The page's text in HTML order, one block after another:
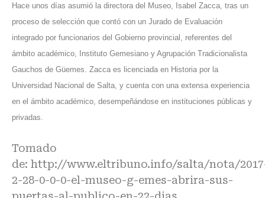
Hace unos días asumió la directora del Museo, Isabel Zacca, tras un
proceso de selección que contó con un Jurado de Evaluación
integrado por funcionarios del Gobierno provincial, referentes del
ámbito académico, Instituto Gemesiano y Agrupación Tradicionalista
Gauchos de Güemes. Zacca es licenciada en Historia por la
Universidad Nacional de Salta, y cuenta con una extensa experiencia
en el ámbito académico, desempeñándose en instituciones públicas y
privadas.
Tomado
de: http://www.eltribuno.info/salta/nota/
2-28-0-0-0-el-museo-g-emes-abrira-sus-